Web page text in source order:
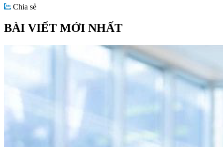
Chia sẻ
BÀI VIẾT MỚI NHẤT